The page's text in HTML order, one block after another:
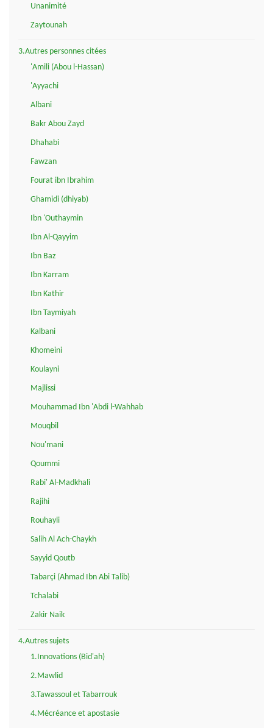
Unanimité
Zaytounah
3.Autres personnes citées
'Amili (Abou l-Hassan)
'Ayyachi
Albani
Bakr Abou Zayd
Dhahabi
Fawzan
Fourat ibn Ibrahim
Ghamidi (dhiyab)
Ibn 'Outhaymin
Ibn Al-Qayyim
Ibn Baz
Ibn Karram
Ibn Kathir
Ibn Taymiyah
Kalbani
Khomeini
Koulayni
Majlissi
Mouhammad Ibn 'Abdi l-Wahhab
Mouqbil
Nou'mani
Qoummi
Rabi' Al-Madkhali
Rajihi
Rouhayli
Salih Al Ach-Chaykh
Sayyid Qoutb
Tabarçi (Ahmad Ibn Abi Talib)
Tchalabi
Zakir Naik
4.Autres sujets
1.Innovations (Bid'ah)
2.Mawlid
3.Tawassoul et Tabarrouk
4.Mécréance et apostasie